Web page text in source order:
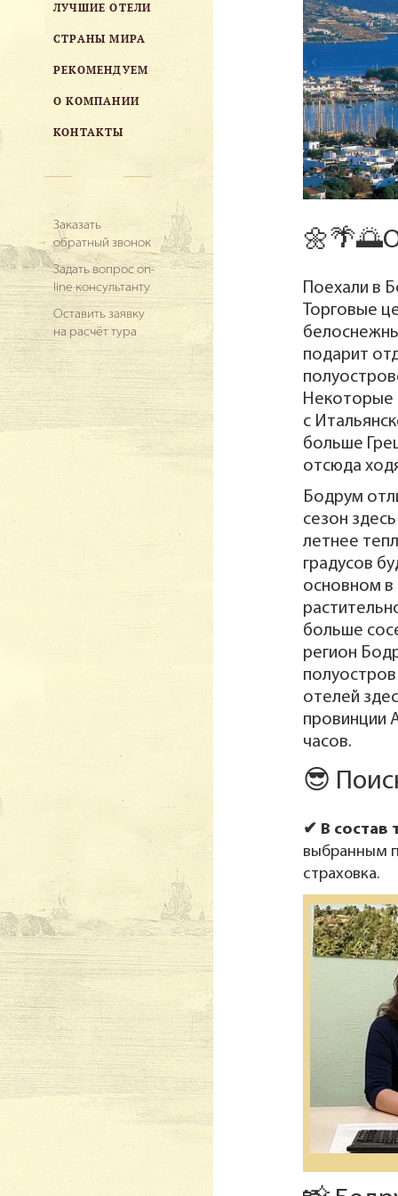
ЛУЧШИЕ ОТЕЛИ
СТРАНЫ МИРА
РЕКОМЕНДУЕМ
О КОМПАНИИ
КОНТАКТЫ
Заказать
обратный звонок
Задать вопрос on-
line консультанту
Оставить заявку
на расчёт тура
Поехали в
Торговые
подарит
Некоторые
с
больше
отсюда
Бодрум
сезон
летнее
градусов
основном в
больше
регион
отелей
провинции
часов.
😎
✔ В состав
выбранным
страховка.